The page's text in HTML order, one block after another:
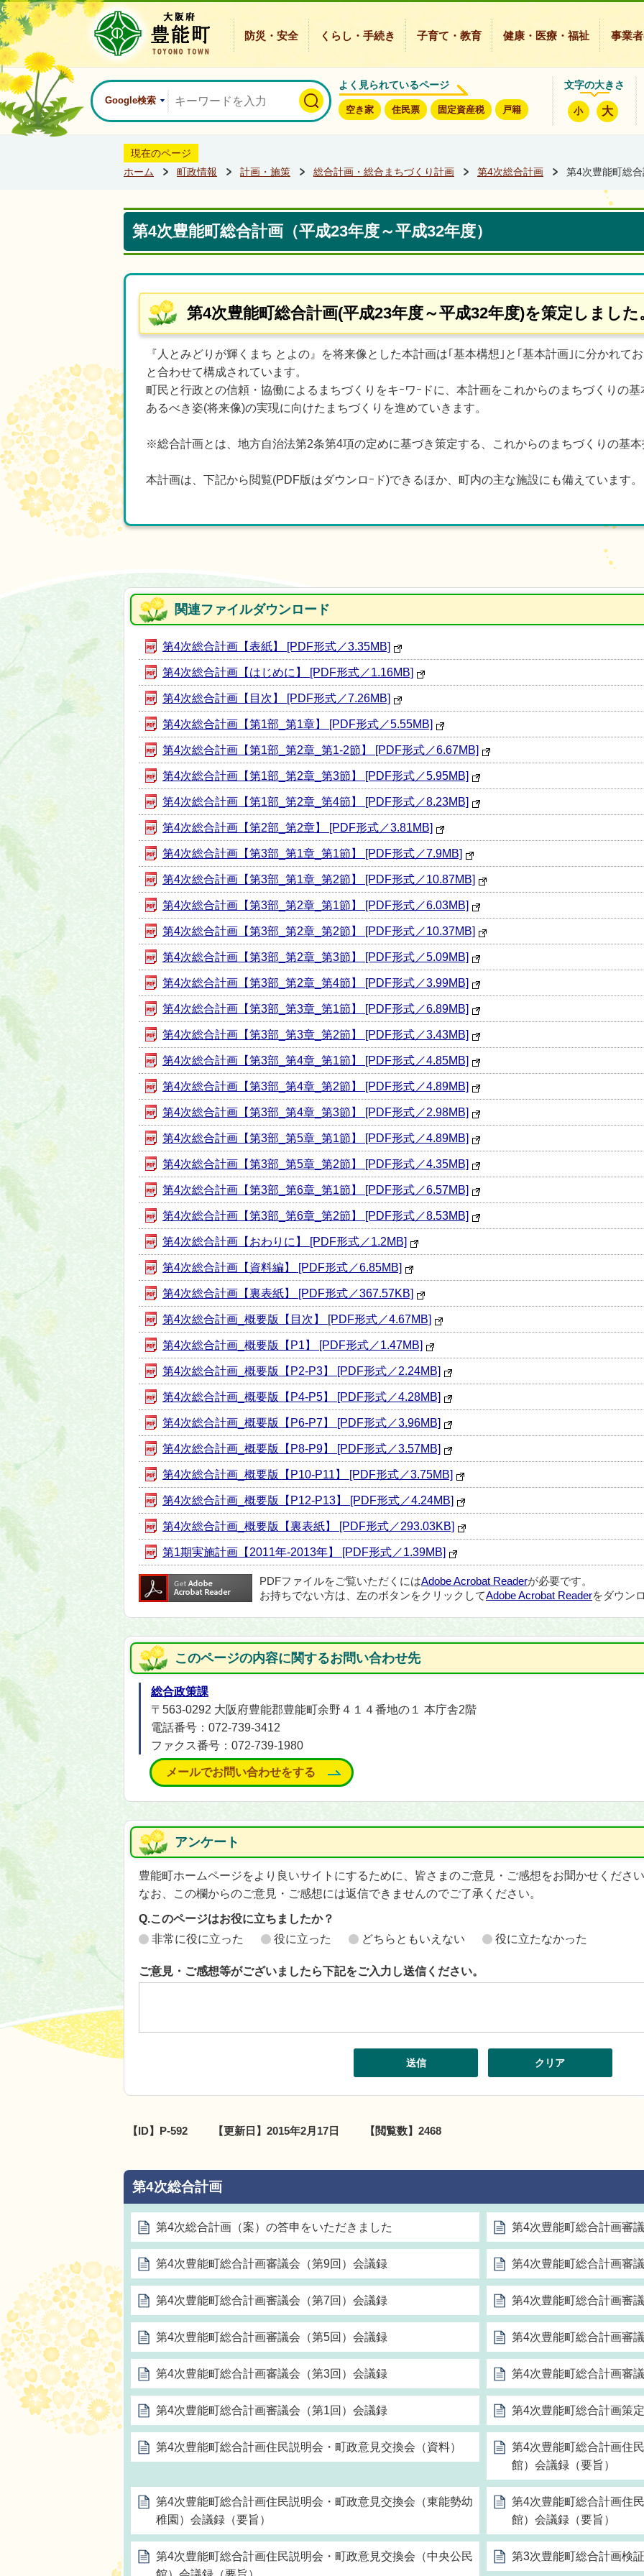
防災・安全 くらし・手続き 子育て・教育 健康・医療・福祉 事業
Google検索
よく見られているページ
空き家 住民票 固定資産税 戸籍
文字の大きさ
小 大
現在のページ
ホーム
町政情報 計画・施策 総合計画・総合まちづくり計画 第4次総合計画 第4次豊能町総
第4次豊能町総合計画（平成23年度～平成32年度）
第4次豊能町総合計画(平成23年度～平成32年度)を策定しました
『人とみどりが輝くまち とよの』を将来像とした本計画は｢基本構想｣と｢基本計画｣に分かれて
と合わせて構成されています。
町民と行政との信頼・協働によるまちづくりをキｰワｰドに、本計画をこれからのまちづくりの
あるべき姿(将来像)の実現に向けたまちづくりを進めていきます。
※総合計画とは、地方自治法第2条第4項の定めに基づき策定する、これからのまちづくりの基
本計画は、下記から閲覧(PDF版はダウンロｰド)できるほか、町内の主な施設にも備えています。
関連ファイルダウンロード
第4次総合計画【表紙】 [PDF形式／3.35MB]
第4次総合計画【はじめに】 [PDF形式／1.16MB]
第4次総合計画【目次】 [PDF形式／7.26MB]
第4次総合計画【第1部_第1章】 [PDF形式／5.55MB]
第4次総合計画【第1部_第2章_第1-2節】 [PDF形式／6.67MB]
第4次総合計画【第1部_第2章_第3節】 [PDF形式／5.95MB]
第4次総合計画【第1部_第2章_第4節】 [PDF形式／8.23MB]
第4次総合計画【第2部_第2章】 [PDF形式／3.81MB]
第4次総合計画【第3部_第1章_第1節】 [PDF形式／7.9MB]
第4次総合計画【第3部_第1章_第2節】 [PDF形式／10.87MB]
第4次総合計画【第3部_第2章_第1節】 [PDF形式／6.03MB]
第4次総合計画【第3部_第2章_第2節】 [PDF形式／10.37MB]
第4次総合計画【第3部_第2章_第3節】 [PDF形式／5.09MB]
第4次総合計画【第3部_第2章_第4節】 [PDF形式／3.99MB]
第4次総合計画【第3部_第3章_第1節】 [PDF形式／6.89MB]
第4次総合計画【第3部_第3章_第2節】 [PDF形式／3.43MB]
第4次総合計画【第3部_第4章_第1節】 [PDF形式／4.85MB]
第4次総合計画【第3部_第4章_第2節】 [PDF形式／4.89MB]
第4次総合計画【第3部_第4章_第3節】 [PDF形式／2.98MB]
第4次総合計画【第3部_第5章_第1節】 [PDF形式／4.89MB]
第4次総合計画【第3部_第5章_第2節】 [PDF形式／4.35MB]
第4次総合計画【第3部_第6章_第1節】 [PDF形式／6.57MB]
第4次総合計画【第3部_第6章_第2節】 [PDF形式／8.53MB]
第4次総合計画【おわりに】 [PDF形式／1.2MB]
第4次総合計画【資料編】 [PDF形式／6.85MB]
第4次総合計画【裏表紙】 [PDF形式／367.57KB]
第4次総合計画_概要版【目次】 [PDF形式／4.67MB]
第4次総合計画_概要版【P1】 [PDF形式／1.47MB]
第4次総合計画_概要版【P2-P3】 [PDF形式／2.24MB]
第4次総合計画_概要版【P4-P5】 [PDF形式／4.28MB]
第4次総合計画_概要版【P6-P7】 [PDF形式／3.96MB]
第4次総合計画_概要版【P8-P9】 [PDF形式／3.57MB]
第4次総合計画_概要版【P10-P11】 [PDF形式／3.75MB]
第4次総合計画_概要版【P12-P13】 [PDF形式／4.24MB]
第4次総合計画_概要版【裏表紙】 [PDF形式／293.03KB]
第1期実施計画【2011年-2013年】 [PDF形式／1.39MB]
PDFファイルをご覧いただくにはAdobe Acrobat Readerが必要です。
お持ちでない方は、左のボタンをクリックしてAdobe Acrobat Readerをダウン
このページの内容に関するお問い合わせ先
総合政策課
〒563-0292 大阪府豊能郡豊能町余野４１４番地の１ 本庁舎2階
電話番号：072-739-3412
ファクス番号：072-739-1980
メールでお問い合わせをする
アンケート
豊能町ホームページをより良いサイトにするために、皆さまのご意見・ご感想をお聞かせくださ
なお、この欄からのご意見・ご感想には返信できませんのでご了承ください。
Q.このページはお役に立ちましたか？
非常に役に立った
役に立った どちらともいえない 役に立たなかった
ご意見・ご感想等がございましたら下記をご入力し送信ください。
【ID】 P-592 【更新日】 2015年2月17日 【閲覧数】 2468
第4次総合計画
第4次総合計画（案）の答申をいただきました 第4次豊能町総合計画審
第4次豊能町総合計画審議会（第9回）会議録 第4次豊能町総合計画審
第4次豊能町総合計画審議会（第7回）会議録 第4次豊能町総合計画審
第4次豊能町総合計画審議会（第5回）会議録 第4次豊能町総合計画審
第4次豊能町総合計画審議会（第3回）会議録 第4次豊能町総合計画審
第4次豊能町総合計画審議会（第1回）会議録 第4次豊能町総合計画策
第4次豊能町総合計画住民説明会・町政意見交換会（資料）
第4次豊能町総合計画住
館）会議録（要旨）
第4次豊能町総合計画住民説明会・町政意見交換会（東能勢幼
稚園）会議録（要旨）
第4次豊能町総合計画住
館）会議録（要旨）
第4次豊能町総合計画住民説明会・町政意見交換会（中央公民
第3次豊能町総合計画検